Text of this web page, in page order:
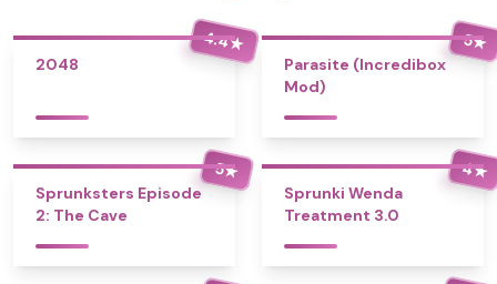
4.4★
2048
5★
Parasite (Incredibox
Mod)
5★
Sprunksters Episode
2: The Cave
4★
Sprunki Wenda
Treatment 3.0